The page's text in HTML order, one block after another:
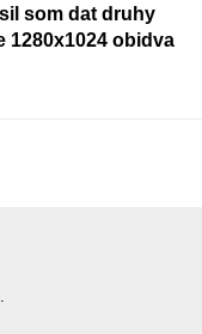
som dat druhy
1280x1024 obidva